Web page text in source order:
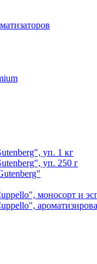
уп. 1 кг
уп. 250 г
моносорт и